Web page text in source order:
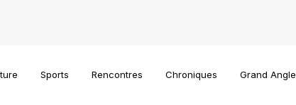
Sports Rencontres Chroniques Grand Angle